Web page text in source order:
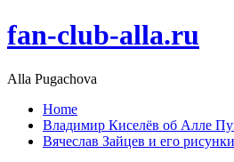
fan-club-alla.ru
Alla Pugachova
Home
Владимир Киселёв об Алле
Вячеслав Зайцев и его